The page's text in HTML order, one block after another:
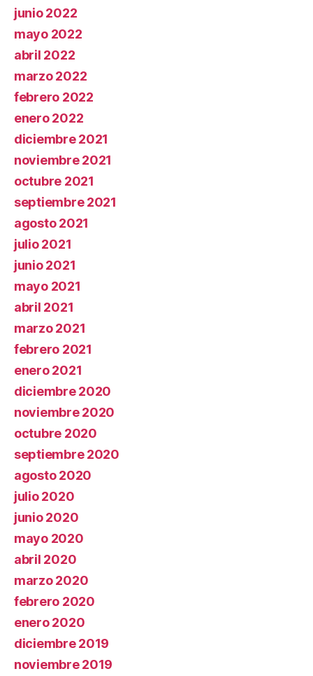
junio 2022
mayo 2022
abril 2022
marzo 2022
febrero 2022
enero 2022
diciembre 2021
noviembre 2021
octubre 2021
septiembre 2021
agosto 2021
julio 2021
junio 2021
mayo 2021
abril 2021
marzo 2021
febrero 2021
enero 2021
diciembre 2020
noviembre 2020
octubre 2020
septiembre 2020
agosto 2020
julio 2020
junio 2020
mayo 2020
abril 2020
marzo 2020
febrero 2020
enero 2020
diciembre 2019
noviembre 2019